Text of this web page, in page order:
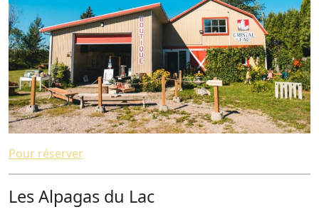
Pour réserver
Les Alpagas du Lac